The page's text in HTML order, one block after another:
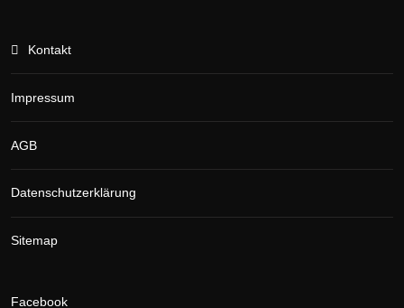
Kontakt
Impressum
AGB
Datenschutzerklärung
Sitemap
Facebook